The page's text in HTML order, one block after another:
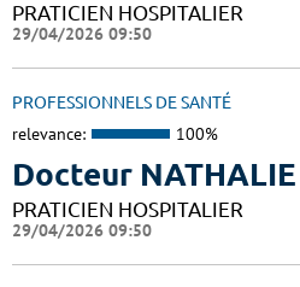
PRATICIEN HOSPITALIER
29/04/2026 09:50
PROFESSIONNELS DE SANTÉ
relevance: 100%
Docteur NATHALIE
PRATICIEN HOSPITALIER
29/04/2026 09:50